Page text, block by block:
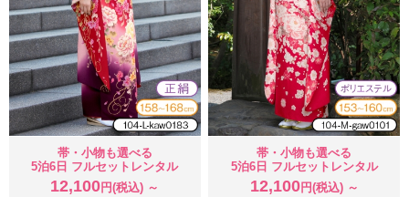
帯・小物も選べる
5泊6日 フルセットレンタル
12,100 円(税込) ～
帯・小物も選べる
5泊6日 フルセットレンタル
12,100円(税込) ～